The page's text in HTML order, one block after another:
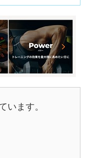
います。